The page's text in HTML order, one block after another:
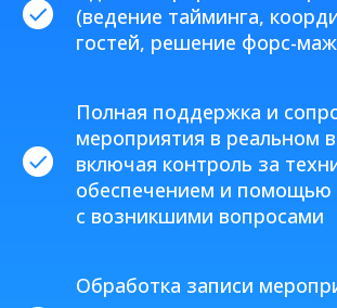
(ведение тайминга,
гостей, решение форс-
Полная поддержка и
мероприятия в реальном
включая контроль за
обеспечением и помощью
с возникшими вопросами
Обработка записи